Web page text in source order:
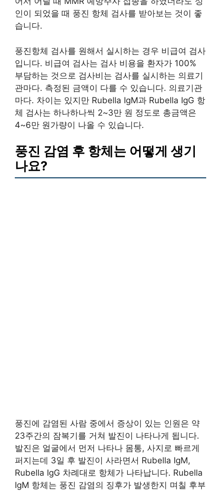
항체 효력은 15년20년 정도가 지나면 감소할 수 있
어서 어릴 때 MMR 예방주사 접종을 하였더라도 성
습니다.
풍진항체 검사를 원해서 실시하는 경우 비급여 검사
입니다. 비급여 검사는 검사 비용을 환자가 100%
부담하는 것으로 검사비는 검사를 실시하는 의료기
관마다. 측정된 금액이 다를 수 있습니다. 의료기관
마다. 차이는 있지만 Rubella IgM과 Rubella IgG 항
4~6만 원가량이 나올 수 있습니다.
풍진 감염 후 항체는 어떻게 생기
풍진에 감염된 사람 중에서 증상이 있는 인원은 약
23주간의 잠복기를 거쳐 발진이 나타나게 됩니다.
발진은 얼굴에서 먼저 나타나 몸통, 사지로 빠르게
퍼지는데 3일 후 발진이 사라면서 Rubella IgM,